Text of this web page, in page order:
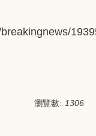
瀏覽數: 1306